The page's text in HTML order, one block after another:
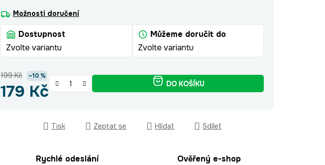
Možnosti doručení
Dostupnost
Zvolte variantu
Můžeme doručit do
Zvolte variantu
199 Kč –10 %
179 Kč DO KOŠÍKU
Tisk Zeptat se Hlídat Sdílet
Rychlé odeslání Ověřený e-shop